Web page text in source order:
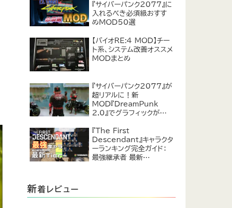
『サイバーパンク2077』に
入れるべき必須級おすす
めMOD50選
【バイオRE:4 MOD】チー
ト系、システム改善オススメ
MODまとめ
『サイバーパンク2077』が
超リアルに！新
MOD『DreamPunk
2.0』でグラフィックが恐ろ
『The First
Descendant』キャラクタ
ーランキング完全ガイド：
最強継承者 最新
新着レビュー